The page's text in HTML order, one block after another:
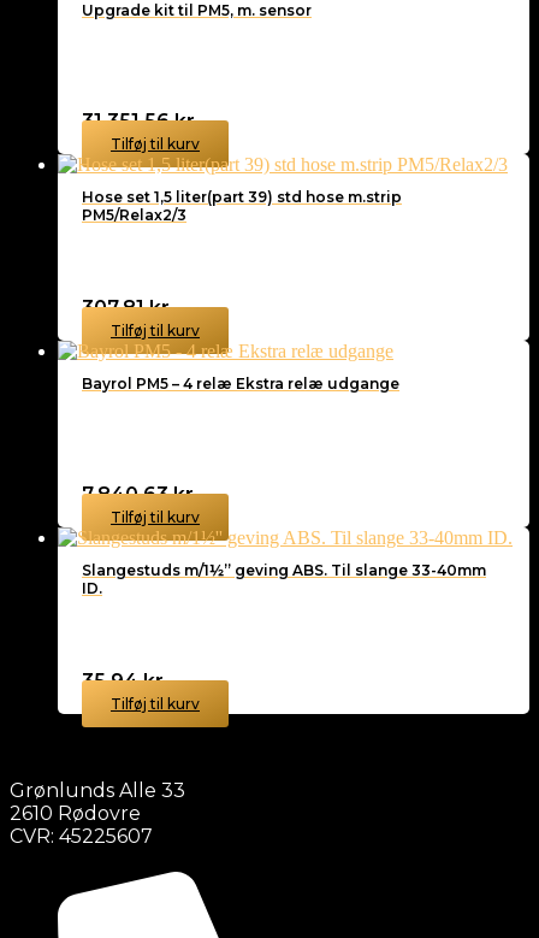
Upgrade kit til PM5, m. sensor
31.351,56kr.
Tilføj til kurv
Hose set 1,5 liter(part 39) std hose m.strip
PM5/Relax2/3
307,81kr.
Tilføj til kurv
Bayrol PM5 – 4 relæ Ekstra relæ udgange
7.840,63kr.
Tilføj til kurv
Slangestuds m/1½” geving ABS. Til slange 33-40mm
ID.
35,94kr.
Tilføj til kurv
Grønlunds Alle 33
2610 Rødovre
CVR: 45225607